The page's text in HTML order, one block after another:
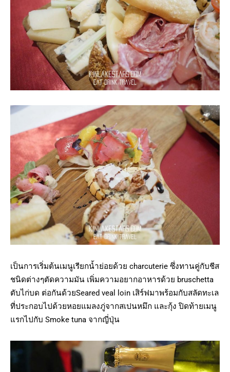
เป็นการเริ่มต้นเมนูเรียกน้ำย่อยด้วย charcuterie ซึ่งทานคู่กับชีส
ชนิดต่างๆตัดความมัน เพิ่มความอยากอาหารด้วย bruschetta
ตับไก่บด ต่อกันด้วยSeared veal loin เสิร์ฟมาพร้อมกับสลัดทะเล
ที่ประกอบไปด้วยหอยแมลงภู่จากสเปนหมึก และกุ้ง ปิดท้ายเมนู
แรกไปกับ Smoke tuna จากญี่ปุ่น